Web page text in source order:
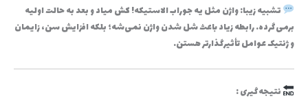
تشبیه زیبا: واژن مثل یه جوراب الاستیکه! کش میاد و بعد به حالت اولیه
برمی‌گرده. رابطه زیاد باعث شل شدن واژن نمی‌شه؛ بلکه افزایش سن، زایمان
و ژنتیک عوامل تأثیرگذارتر هستن.
نتیجه‌گیری :